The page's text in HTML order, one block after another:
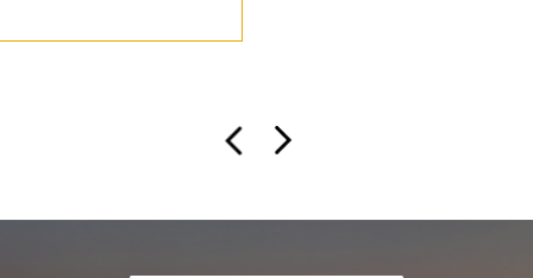
met strengere
begeleid, buitenlandse